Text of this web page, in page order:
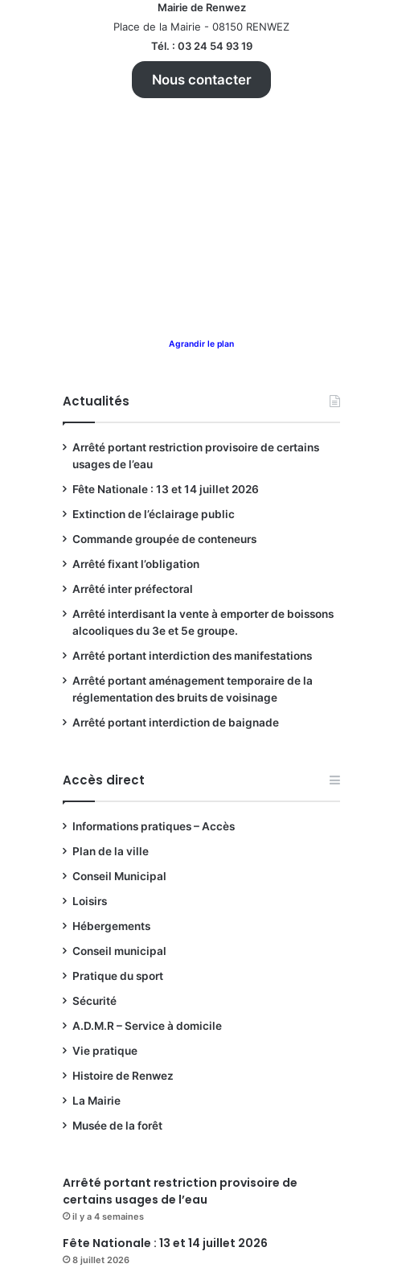
Mairie de Renwez
Place de la Mairie - 08150 RENWEZ
Tél. : 03 24 54 93 19
Nous contacter
Agrandir le plan
Actualités
Arrêté portant restriction provisoire de certains
usages de l’eau
Fête Nationale : 13 et 14 juillet 2026
Extinction de l’éclairage public
Commande groupée de conteneurs
Arrêté fixant l’obligation
Arrêté inter préfectoral
Arrêté interdisant la vente à emporter de boissons
alcooliques du 3e et 5e groupe.
Arrêté portant interdiction des manifestations
Arrêté portant aménagement temporaire de la
réglementation des bruits de voisinage
Arrêté portant interdiction de baignade
Accès direct
Informations pratiques – Accès
Plan de la ville
Conseil Municipal
Loisirs
Hébergements
Conseil municipal
Pratique du sport
Sécurité
A.D.M.R – Service à domicile
Vie pratique
Histoire de Renwez
La Mairie
Musée de la forêt
Arrêté portant restriction provisoire de
certains usages de l’eau
il y a 4 semaines
Fête Nationale : 13 et 14 juillet 2026
8 juillet 2026